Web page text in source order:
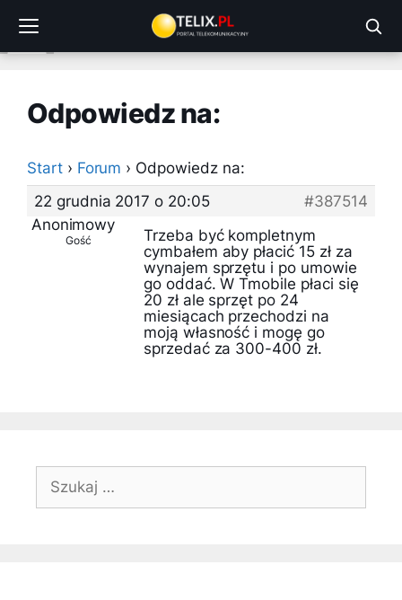
treści
Odpowiedz na:
Start › Forum › Odpowiedz na:
22 grudnia 2017 o 20:05
#387514
Anonimowy
Gość
Trzeba być kompletnym
cymbałem aby płacić 15 zł za
wynajem sprzętu i po umowie
go oddać. W Tmobile płaci się
20 zł ale sprzęt po 24
miesiącach przechodzi na
moją własność i mogę go
sprzedać za 300-400 zł.
Szukaj: